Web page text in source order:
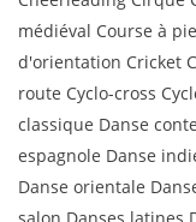
médiéval Course à
d'orientation Cricket
route Cyclo-cross
classique Danse
espagnole Danse
Danse orientale